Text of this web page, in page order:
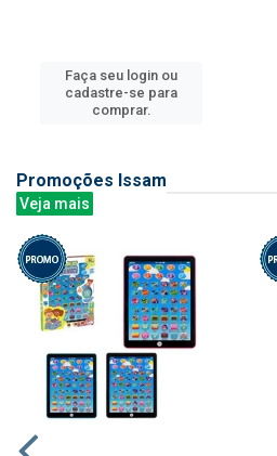
Faça seu login ou
cadastre-se para
comprar.
Promoções Issam
Veja mais